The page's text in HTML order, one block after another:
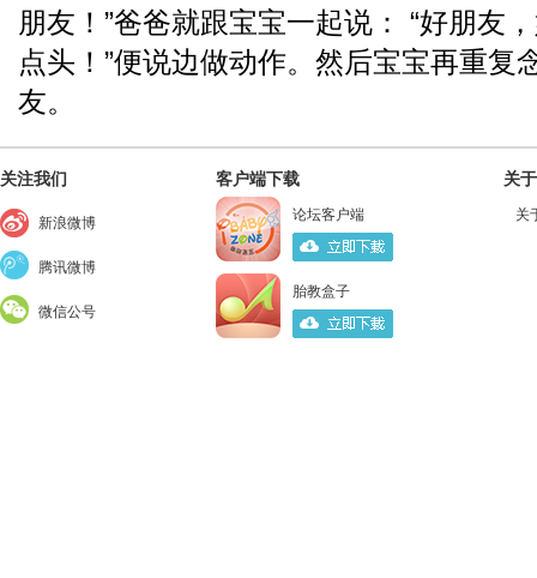
朋友！”爸爸就跟宝宝一起说： “好朋友
点头！”便说边做动作。然后宝宝再重复
友。
关注我们
新浪微博
腾讯微博
微信公号
客户端下载
论坛客户端
胎教盒子
关
关